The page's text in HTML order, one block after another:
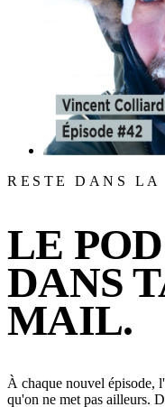
RESTE DANS LA
LE
DANS
MAIL.
À chaque nouvel épisode,
qu'on ne met pas ailleurs.